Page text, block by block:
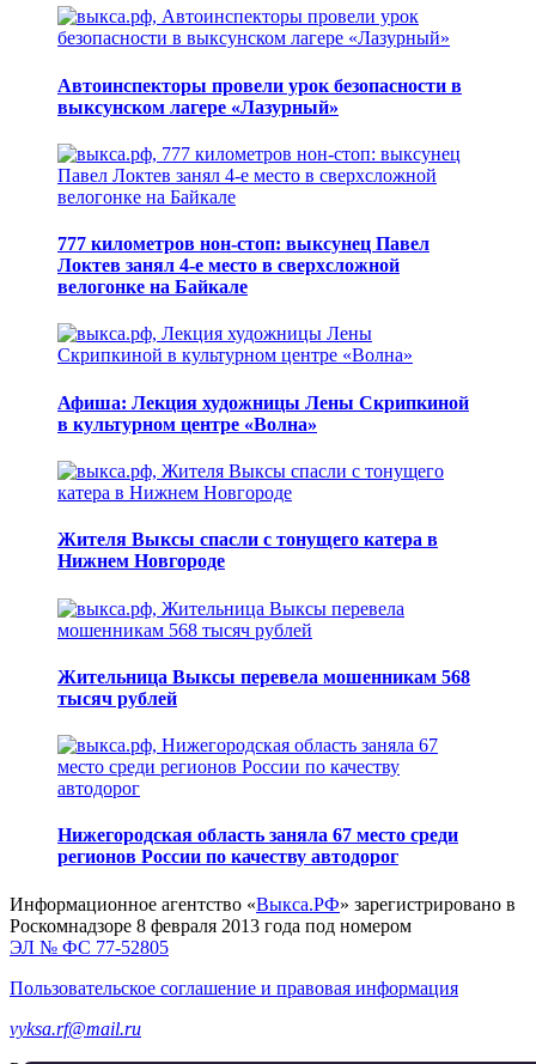
Автоинспекторы провели урок безопасности в
выксунском лагере «Лазурный»
777 километров нон-стоп: выксунец Павел
Локтев занял 4-е место в сверхсложной
велогонке на Байкале
Афиша: Лекция художницы Лены Скрипкиной
в культурном центре «Волна»
Жителя Выксы спасли с тонущего катера в
Нижнем Новгороде
Жительница Выксы перевела мошенникам 568
тысяч рублей
Нижегородская область заняла 67 место среди
регионов России по качеству автодорог
Информационное агентство «Выкса.РФ» зарегистрировано в
Роскомнадзоре 8 февраля 2013 года под номером
ЭЛ № ФС 77-52805
Пользовательское соглашение и правовая информация
vyksa.rf@mail.ru